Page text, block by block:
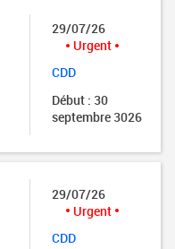
29/07/26
Urgent
CDD
Début : 30
septembre 3026
29/07/26
Urgent
CDD